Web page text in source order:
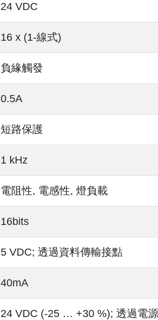
24 VDC
16 x (1-線式)
負緣觸發
0.5A
短路保護
1 kHz
電阻性, 電感性, 燈負載
16bits
5 VDC; 透過資料傳輸接點
40mA
24 VDC (-25 … +30 %); 透過電